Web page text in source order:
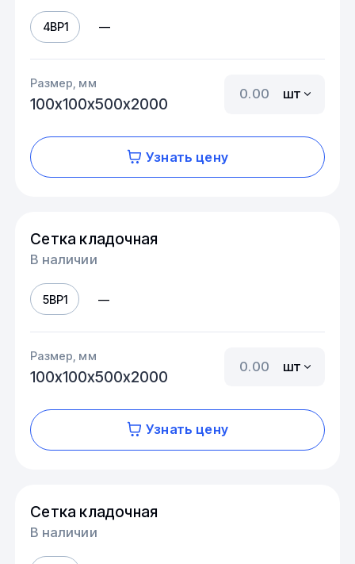
4ВР1 —
Размер, мм
100х100х500х2000
шт
Узнать цену
Сетка кладочная
В наличии
5ВР1 —
Размер, мм
100х100х500х2000
шт
Узнать цену
Сетка кладочная
В наличии